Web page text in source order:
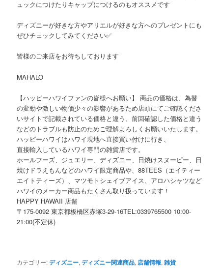
ュックにつけたりキャップにつけるのもオススメです
ディズニーが好きな方やアリエルが好きな方へのプレゼントにも
ぜひチェックしてみてください✅
皆様のご来店をお待ちしております️️
MAHALO
【ハッピーハワイファンの皆様へお願い】 商品の価格は、為替
の変動や激しい物価少々の影響があるため店頭にてご確認くださ
いサイトで記載されている価格と違う、前回確認した価格と違う
などのトラブルも防止のためご理解よろしくお願いいたします。
ハッピーハワイはハワイ現地へ直接買い付けに行き、
直接輸入しているハワイ専門の雑貨店です。
ホールフーズ、ジュエリー、ディズニー、日焼けスヌーピー、日
焼けドラえもんなどのハワイ限定商品や、88TEES（エイティー
エイトティーズ）、マツモトシェイブアイス、アロハシャツなど
ハワイのメーカー商品もたくさん取り扱っています！
HAPPY HAWAII 店舗
〒175-0092 東京都板橋区赤塚3-29-16TEL:0339765500 10:00-
21:00(不定休)
カテゴリー:ディズニー,ディズニー関連商品, 店舗情報,雑貨